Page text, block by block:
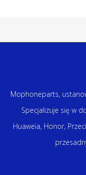
Mophoneparts,
Specjalizuje się w
Huaweia, Honor,